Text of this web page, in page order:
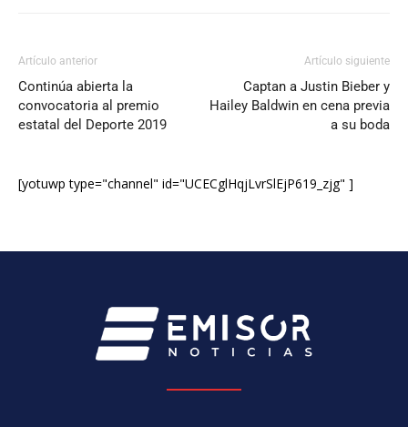
Artículo anterior
Continúa abierta la
convocatoria al premio
estatal del Deporte 2019
Artículo siguiente
Captan a Justin Bieber y
Hailey Baldwin en cena previa
a su boda
[yotuwp type="channel" id="UCECglHqjLvrSlEjP619_zjg" ]